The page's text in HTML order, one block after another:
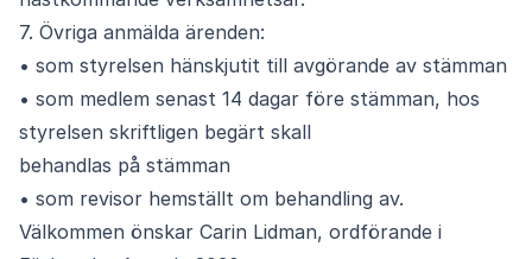
7. Övriga anmälda ärenden:
• som styrelsen hänskjutit till avgörande av stämman
• som medlem senast 14 dagar före stämman, hos
styrelsen skriftligen begärt skall
behandlas på stämman
• som revisor hemställt om behandling av.
Välkommen önskar Carin Lidman, ordförande i